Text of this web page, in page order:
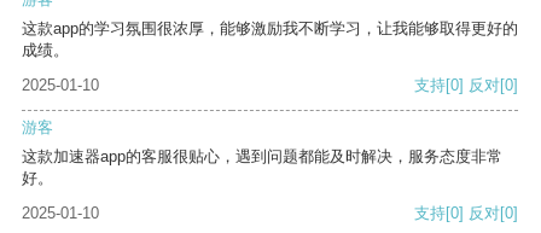
这款app的学习氛围很浓厚，能够激励我不断学习，让我能够取得更好的
成绩。
2025-01-10
支持[0] 反对[0]
游客
这款加速器app的客服很贴心，遇到问题都能及时解决，服务态度非常
好。
2025-01-10
支持[0] 反对[0]